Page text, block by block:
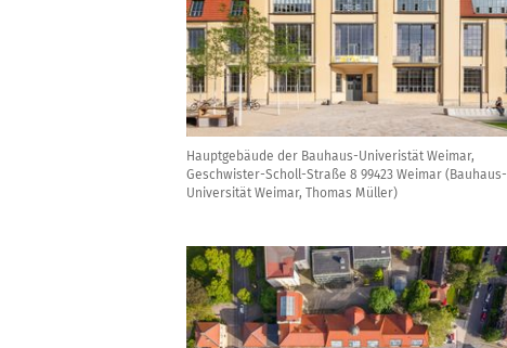
Hauptgebäude der Bauhaus-Univeristät Weimar,
Geschwister-Scholl-Straße 8 99423 Weimar (Bauhaus-
Universität Weimar, Thomas Müller)